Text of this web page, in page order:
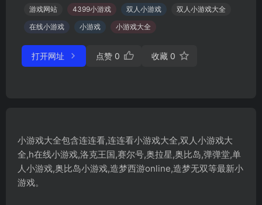
游戏网站 4399小游戏 双人小游戏
双人小游戏大全
在线小游戏
小游戏 小游戏大全
打开网址 点赞 0 收藏 0
小游戏大全包含连连看,连连看小游戏大全,双人小游戏大
全,h在线小游戏,洛克王国,赛尔号,奥拉星,奥比岛,弹弹堂,单
人小游戏,奥比岛小游戏,造梦西游online,造梦无双等最新小
游戏。